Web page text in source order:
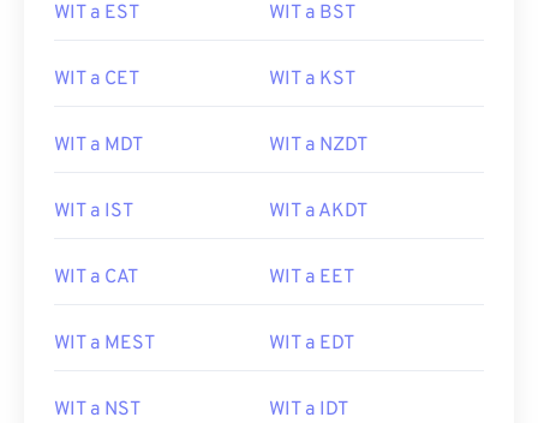
WIT a EST WIT a BST
WIT a CET WIT a KST
WIT a MDT WIT a NZDT
WIT a IST WIT a AKDT
WIT a CAT WIT a EET
WIT a MEST WIT a EDT
WIT a NST WIT a IDT